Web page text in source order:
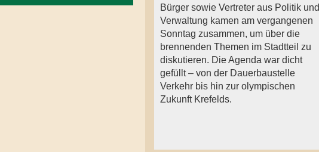
Bürger sowie Vertreter aus Politik und
Verwaltung kamen am vergangenen
Sonntag zusammen, um über die
brennenden Themen im Stadtteil zu
diskutieren. Die Agenda war dicht
gefüllt – von der Dauerbaustelle
Verkehr bis hin zur olympischen
Zukunft Krefelds.